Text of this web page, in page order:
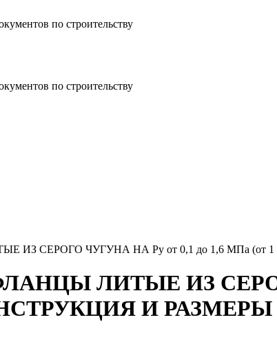
по строительству
по строительству
ИЗ СЕРОГО ЧУГУНА НА Ру от 0,1 до 1,6 МПа (от
ЛИТЫЕ ИЗ
И РАЗМЕРЫ